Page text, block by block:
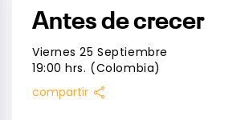
Antes de crecer
Viernes 25 Septiembre
19:00 hrs. (Colombia)
compartir share